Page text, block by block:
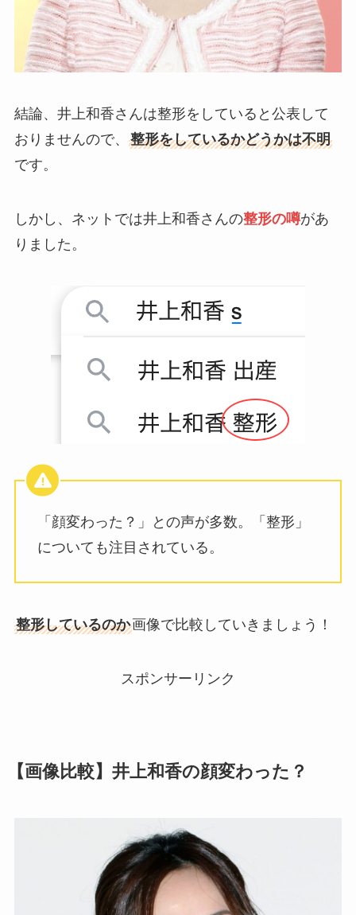
結論、井上和香さんは整形をしていると公表して
おりませんので、 整形をしているかどうかは不明
です。
しかし、ネットでは井上和香さんの整形の噂があ
りました。
「顔変わった？」との声が多数。「整形」
についても注目されている。
整形しているのか画像で比較していきましょう！
スポンサーリンク
【画像比較】井上和香の顔変わった？